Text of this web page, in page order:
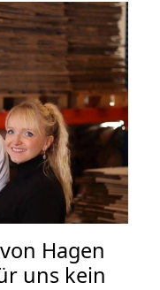
Hagen
uns kein